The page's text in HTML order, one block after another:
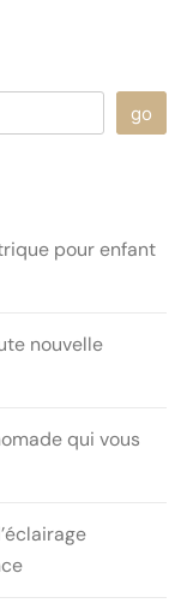
go
pour enfant
nouvelle
qui vous